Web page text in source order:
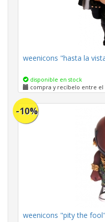
weenicons "hasta la
disponible en stock
compra y recíbelo entre el
-10%
weenicons "pity the fool"